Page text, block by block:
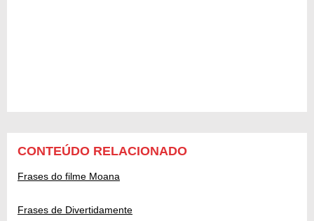
CONTEÚDO RELACIONADO
Frases do filme Moana
Frases de Divertidamente